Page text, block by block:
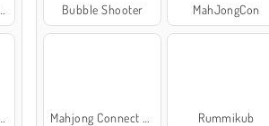
Bubble Shooter MahJongCon
Rummikub